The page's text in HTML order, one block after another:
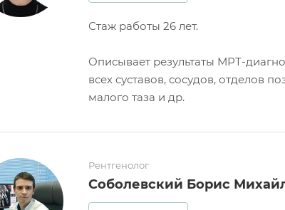
Стаж работы 26 лет.
Описывает результаты МРТ-
всех суставов, сосудов, отделов
малого таза и др.
Рентгенолог
Соболевский Борис